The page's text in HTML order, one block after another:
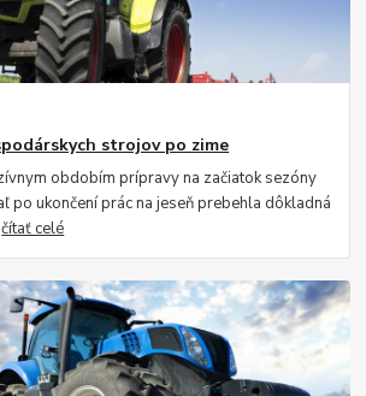
strojov po zime
obdobím prípravy na začiatok sezóny
po ukončení prác na jeseň prebehla dôkladná
čítať celé